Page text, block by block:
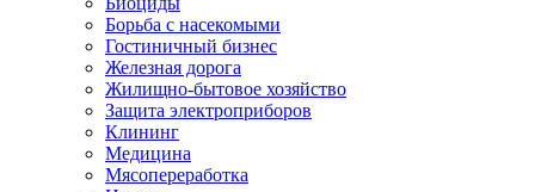
Борьба с насекомыми
Гостиничный бизнес
Железная дорога
Жилищно-бытовое хозяйство
Защита электроприборов
Клининг
Медицина
Мясопереработка